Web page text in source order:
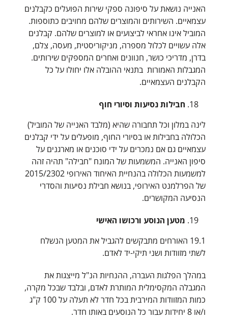
האנייה נושאת על סיפונה ספקי שירות הפועלים כקבלנים
עצמאיים. השירותים והמוצרים שלהם מחויבים כתוספות.
המוביל אינו אחראי לביצועים או למוצרים שלהם. קבלנים
אלה עשויים לכלול מספרה, מניקוריסטית, מעסה, צלם,
בדרן, מדריכי כושר, חנוונים ואחרים המספקים שירותים.
המגבלות האמורות בתנאי ההובלה אלו יחולו על כל
הקבלנים העצמאיים.
חבילות נסיעות וסיורי חוף
לינה במלון וכל תחבורה שהיא (מלבד האנייה של המוביל)
הכלולה בחבילות או בסיורי החוף, מופעלים על ידי קבלנים
עצמאיים גם אם נמכרים על ידי סוכנים או מארגנים על
סיפון האנייה. המשמעות של המונח "חבילה" תהיה זהה
למשמעות הכלולה בהנחיית האיחוד האירופי 2015/2302
של הפרלמנט האירופי, בנושא חבילת נסיעות והסדרי
הנסיעה המקושרים.
מטען הנוסע ורכושו האישי
19.1 האורחים מתבקשים להגביל את המטען הנשלח
לשתי מזוודות ושני תיקי-יד לאדם.
במהלך הפלגות העברה, ההנחיות הנ"ל מייצגות את
המגבלה המקסימלית המותרת לאדם, ובלבד שבכל מקרה,
כמות המזוודות המירבית בכל חדר לא תעלה על 100 ק"ג
ו/או 8 יחידות עבור כל הנוסעים באותו חדר.